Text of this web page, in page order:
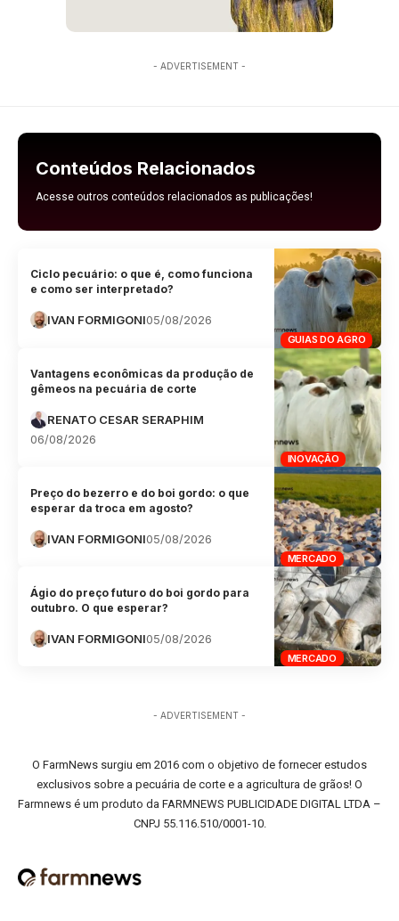
- ADVERTISEMENT -
Conteúdos Relacionados
Acesse outros conteúdos relacionados as publicações!
GUIAS DO AGRO
Ciclo pecuário: o que é, como funciona
e como ser interpretado?
IVAN FORMIGONI05/08/2026
INOVAÇÃO
Vantagens econômicas da produção de
gêmeos na pecuária de corte
RENATO CESAR SERAPHIM
06/08/2026
MERCADO
Preço do bezerro e do boi gordo: o que
esperar da troca em agosto?
IVAN FORMIGONI05/08/2026
MERCADO
Ágio do preço futuro do boi gordo para
outubro. O que esperar?
IVAN FORMIGONI05/08/2026
- ADVERTISEMENT -
O FarmNews surgiu em 2016 com o objetivo de fornecer estudos
exclusivos sobre a pecuária de corte e a agricultura de grãos! O
Farmnews é um produto da FARMNEWS PUBLICIDADE DIGITAL LTDA –
CNPJ 55.116.510/0001-10.